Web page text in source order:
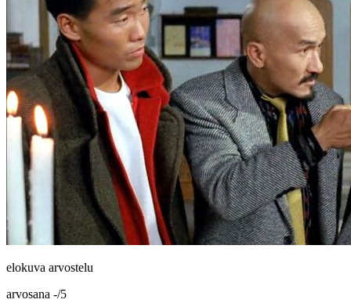
elokuva arvostelu
arvosana -/5